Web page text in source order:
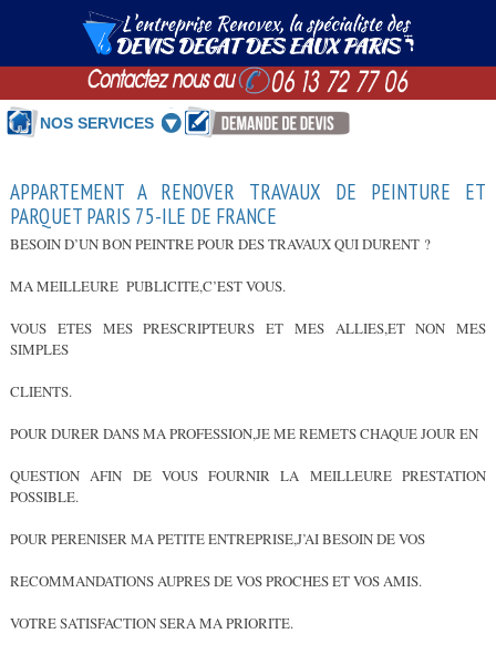
NOS SERVICES
APPARTEMENT A RENOVER TRAVAUX DE PEINTURE ET
PARQUET PARIS 75-ILE DE FRANCE
BESOIN D’UN BON PEINTRE POUR DES TRAVAUX QUI DURENT ?
MA MEILLEURE PUBLICITE,C’EST VOUS.
VOUS ETES MES PRESCRIPTEURS ET MES ALLIES,ET NON MES
SIMPLES
CLIENTS.
POUR DURER DANS MA PROFESSION,JE ME REMETS CHAQUE JOUR EN
QUESTION AFIN DE VOUS FOURNIR LA MEILLEURE PRESTATION
POSSIBLE.
POUR PERENISER MA PETITE ENTREPRISE,J’AI BESOIN DE VOS
RECOMMANDATIONS AUPRES DE VOS PROCHES ET VOS AMIS.
VOTRE SATISFACTION SERA MA PRIORITE.